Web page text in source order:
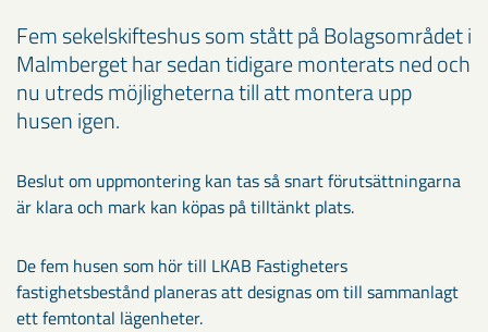
Fem sekelskifteshus som stått på Bolagsområdet i
Malmberget har sedan tidigare monterats ned och
nu utreds möjligheterna till att montera upp
husen igen.
Beslut om uppmontering kan tas så snart förutsättningarna
är klara och mark kan köpas på tilltänkt plats.
De fem husen som hör till LKAB Fastigheters
fastighetsbestånd planeras att designas om till sammanlagt
ett femtontal lägenheter.